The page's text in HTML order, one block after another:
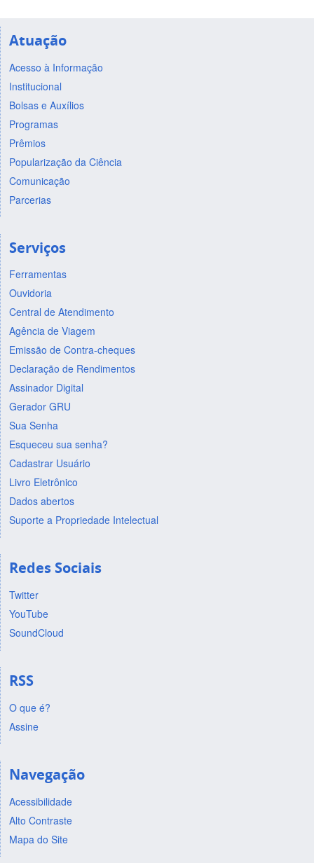
Atuação
Acesso à Informação
Institucional
Bolsas e Auxílios
Programas
Prêmios
Popularização da Ciência
Comunicação
Parcerias
Serviços
Ferramentas
Ouvidoria
Central de Atendimento
Agência de Viagem
Emissão de Contra-cheques
Declaração de Rendimentos
Assinador Digital
Gerador GRU
Sua Senha
Esqueceu sua senha?
Cadastrar Usuário
Livro Eletrônico
Dados abertos
Suporte a Propriedade Intelectual
Redes Sociais
Twitter
YouTube
SoundCloud
RSS
O que é?
Assine
Navegação
Acessibilidade
Alto Contraste
Mapa do Site